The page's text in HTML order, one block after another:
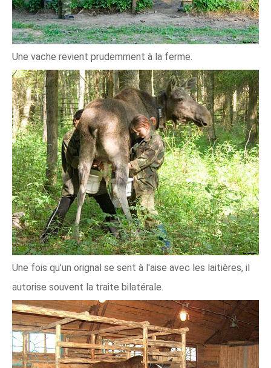
Une vache revient prudemment à la ferme.
Une fois qu'un orignal se sent à l'aise avec les laitières, il
autorise souvent la traite bilatérale.